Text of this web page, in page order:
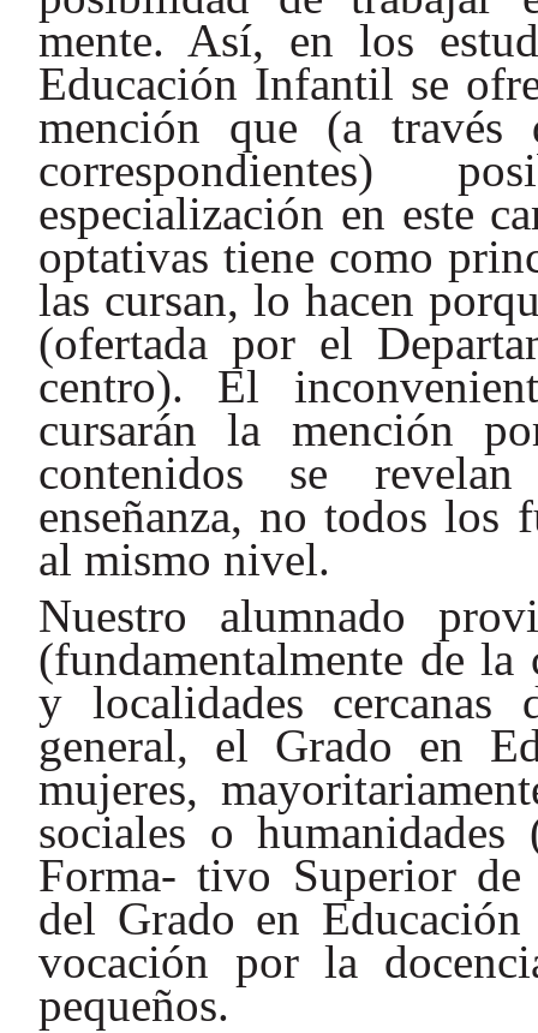
mente. Así, en los
Educación Infantil se
mención que (a
correspondientes)
especialización en este
optativas tiene como
las cursan, lo hacen
(ofertada por el
centro). El
cursarán la mención
contenidos se
enseñanza, no todos los
al mismo nivel.
Nuestro alumnado
(fundamentalmente de
y localidades
general, el Grado en
mujeres,
sociales o
Forma- tivo Superior
del Grado en
vocación por la
pequeños.